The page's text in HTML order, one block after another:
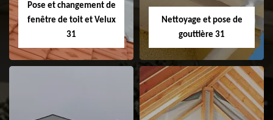
Pose et changement de
fenêtre de toit et Velux
31
Nettoyage et pose de
gouttière 31